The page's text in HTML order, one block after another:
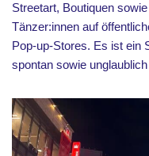
Streetart, Boutiquen
Tänzer:innen auf
Pop-up-Stores. Es ist ein
spontan sowie